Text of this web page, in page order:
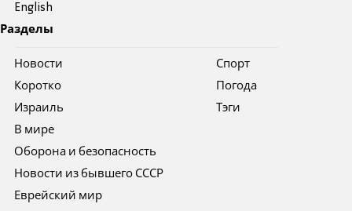
English
Разделы
Новости
Коротко
Израиль
В мире
Оборона и безопасность
Новости из бывшего СССР
Еврейский мир
Спорт
Погода
Тэги